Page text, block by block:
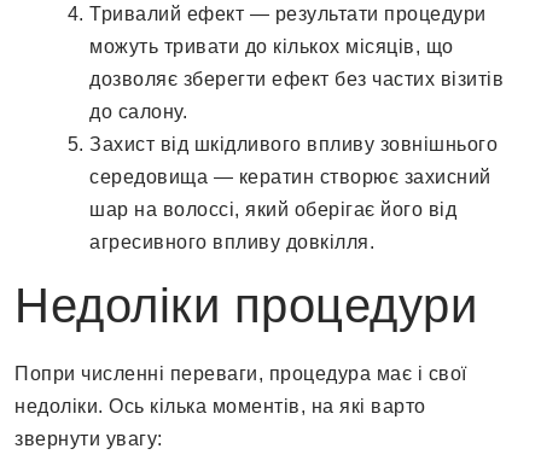
Тривалий ефект — результати процедури
можуть тривати до кількох місяців, що
дозволяє зберегти ефект без частих візитів
до салону.
Захист від шкідливого впливу зовнішнього
середовища — кератин створює захисний
шар на волоссі, який оберігає його від
агресивного впливу довкілля.
Недоліки процедури
Попри численні переваги, процедура має і свої
недоліки. Ось кілька моментів, на які варто
звернути увагу: